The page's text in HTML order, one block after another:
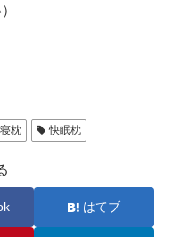
枕 快眠枕
はてブ